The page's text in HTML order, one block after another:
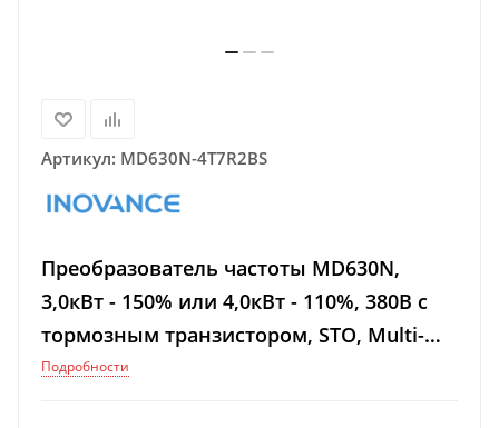
Артикул: MD630N-4T7R2BS
Преобразователь частоты MD630N,
3,0кВт - 150% или 4,0кВт - 110%, 380В с
тормозным транзистором, STO, Multi-
Ethernet
Подробности